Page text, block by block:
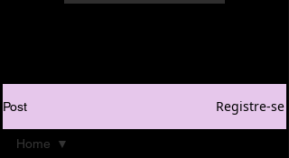
Post Registre-se
Home